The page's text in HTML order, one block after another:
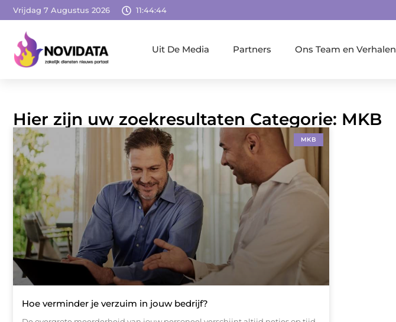
Vrijdag 7 Augustus 2026 11:44:45
Uit De Media Partners Ons Team en Verhalen
Hier zijn uw zoekresultaten Categorie: MKB
MKB
Hoe verminder je verzuim in jouw bedrijf?